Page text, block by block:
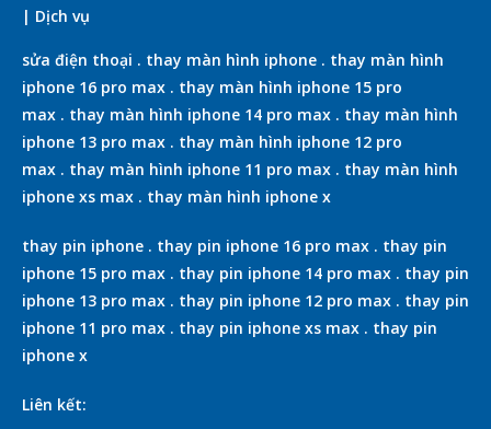
| Dịch vụ
sửa điện thoại . thay màn hình iphone . thay màn hình
iphone 16 pro max . thay màn hình iphone 15 pro
max . thay màn hình iphone 14 pro max . thay màn hình
iphone 13 pro max . thay màn hình iphone 12 pro
max . thay màn hình iphone 11 pro max . thay màn hình
iphone xs max . thay màn hình iphone x
thay pin iphone . thay pin iphone 16 pro max . thay pin
iphone 15 pro max . thay pin iphone 14 pro max . thay pin
iphone 13 pro max . thay pin iphone 12 pro max . thay pin
iphone 11 pro max . thay pin iphone xs max . thay pin
iphone x
Liên kết: